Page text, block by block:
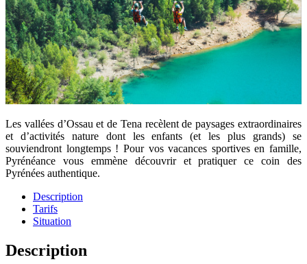
Les vallées d’Ossau et de Tena recèlent de paysages extraordinaires
et d’activités nature dont les enfants (et les plus grands) se
souviendront longtemps ! Pour vos vacances sportives en famille,
Pyrénéance vous emmène découvrir et pratiquer ce coin des
Pyrénées authentique.
Description
Tarifs
Situation
Description